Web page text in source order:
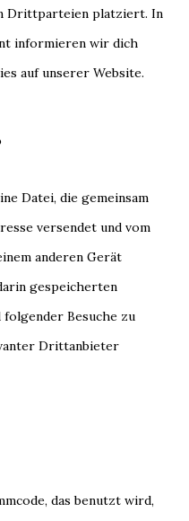
Drittparteien platziert. In
informieren wir dich
auf unserer Website.
Datei, die gemeinsam
versendet und vom
anderen Gerät
gespeicherten
Besuche zu
Drittanbieter
das benutzt wird,